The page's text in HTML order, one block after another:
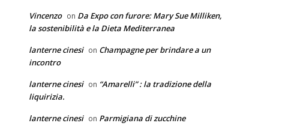
Vincenzo on Da Expo con furore: Mary Sue Milliken,
la sostenibilità e la Dieta Mediterranea
lanterne cinesi on Champagne per brindare a un
incontro
lanterne cinesi on “Amarelli” : la tradizione della
liquirizia.
lanterne cinesi on Parmigiana di zucchine